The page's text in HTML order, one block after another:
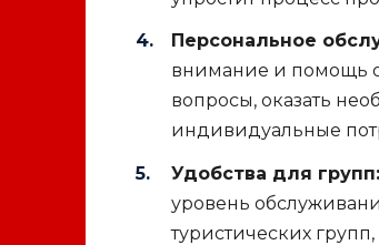
Персональное
внимание и помощь
вопросы, оказать
индивидуальные
Удобства для групп:
уровень
туристических